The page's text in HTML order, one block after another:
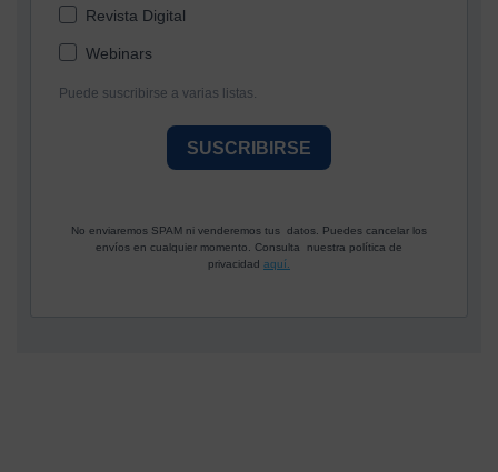
Revista Digital
Webinars
Puede suscribirse a varias listas.
SUSCRIBIRSE
No enviaremos SPAM ni venderemos tus datos. Puedes cancelar los
envíos en cualquier momento. Consulta nuestra política de
privacidad aquí.